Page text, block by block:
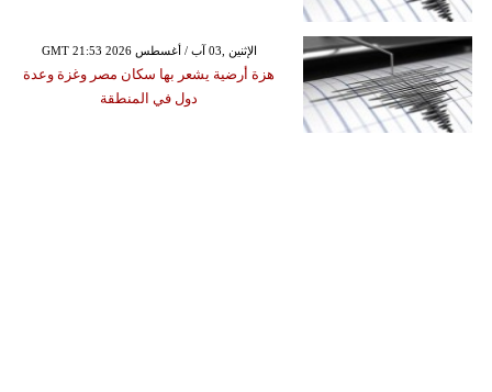
GMT 21:53 2026 الإثنين ,03 آب / أغسطس
هزة أرضية يشعر بها سكان مصر وغزة وعدة
دول في المنطقة